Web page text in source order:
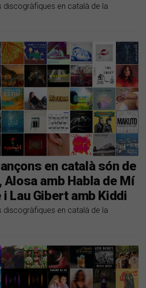
discogràfiques en català de la
en català són de
Alosa amb Habla de Mí
Lau Gibert amb Kiddi
discogràfiques en català de la